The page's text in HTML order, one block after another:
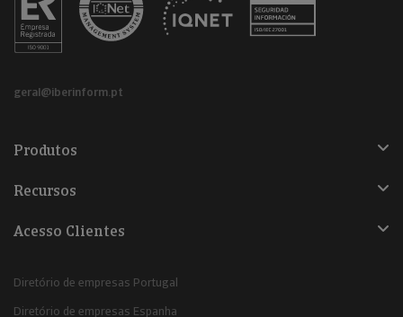
geral@iberinform.pt
Produtos
Recursos
Acesso Clientes
Diretório de empresas Portugal
Diretório de empresas Espanha